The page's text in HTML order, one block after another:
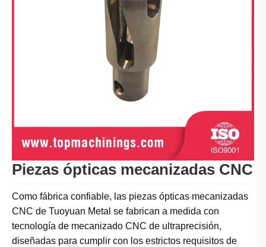
Piezas ópticas mecanizadas CNC
Como fábrica confiable, las piezas ópticas mecanizadas
CNC de Tuoyuan Metal se fabrican a medida con
tecnología de mecanizado CNC de ultraprecisión,
diseñadas para cumplir con los estrictos requisitos de